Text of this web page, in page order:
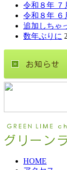
令和８年 ７
令和８年 ６
追加しちゃ
数年ぶりに
HOME